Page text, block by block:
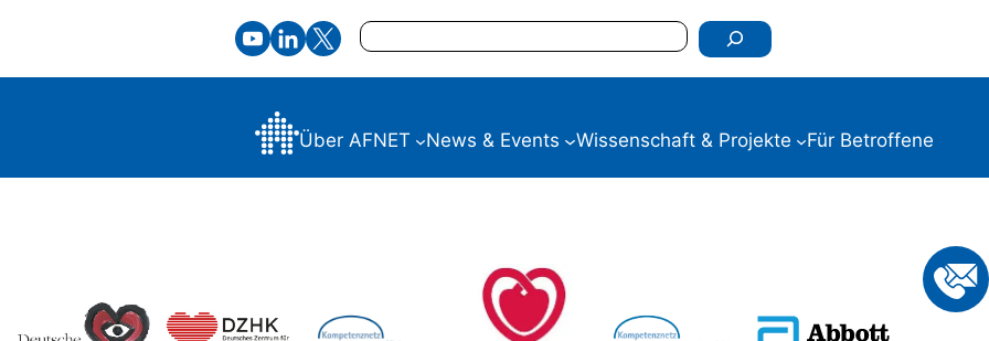
Suchen
Über AFNET News & Events Wissenschaft & Projekte Für Betroffene